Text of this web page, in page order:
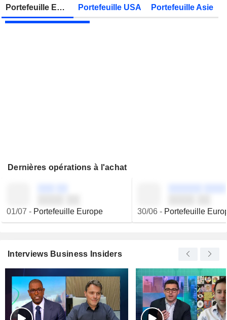
VIEL & CIE Publication des résultats - Q2 2026
Portefeuille Europe Portefeuille USA Portefeuille Asie
Dernières opérations à l'achat
01/07 - Portefeuille Europe 30/06- Portefeuille
Interviews Business Insiders